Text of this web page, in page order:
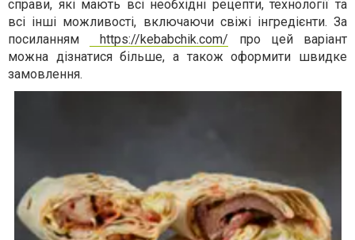
справи, які мають всі необхідні рецепти, технології та
всі інші можливості, включаючи свіжі інгредієнти. За
посиланням
https://kebabchik.com/ про цей варіант
можна дізнатися більше, а також оформити швидке
замовлення.